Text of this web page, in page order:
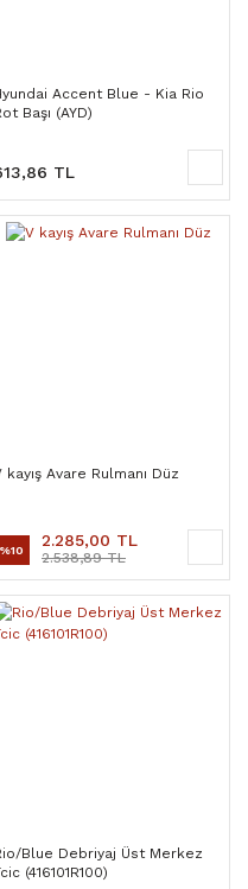
Accent Blue - Kia Rio
Başı (AYD)
TL
kayış Avare Rulmanı Düz
%10 2.285,00 TL
2.538,89 TL
Blue Debriyaj Üst Merkez
(416101R100)